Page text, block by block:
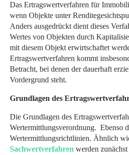
Das Ertragswertverfahren für
wenn Objekte unter
Anders ausgedrückt dient dieses
Wertes von Objekten durch
mit diesem Objekt erwirtschaftet
Ertragswertverfahren kommt
Betracht, bei denen der dauerhaft
Vordergrund steht.
Grundlagen des
Die Grundlagen des
Wertermittlungsverordnung. Ebenso
Wertermittlungsrichtlinien. Ähnlich
Sachwertverfahren werden zunächst